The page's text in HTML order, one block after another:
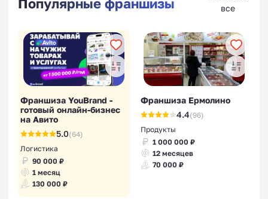
Популярные франшизы
все
Франшиза YouBrand -
готовый онлайн-бизнес
на Авито
5.0(64)
Логистика
90 000 ₽
1 месяц
130 000 ₽
Франшиза Ермолино
4.4(96)
Продукты
1 000 000 ₽
12 месяцев
70 000 ₽